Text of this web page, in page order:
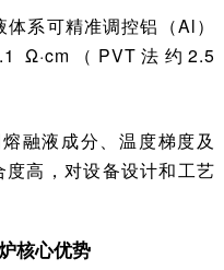
系可精准调控铝（Al）
Ω·cm（PVT法约2.5
融液成分、温度梯度及
高，对设备设计和工艺
核心优势